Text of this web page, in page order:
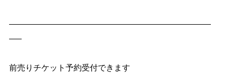
—————————————————————————
—–
前売りチケット予約受付できます